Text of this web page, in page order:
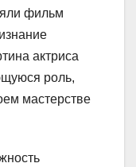
фильм
актриса
роль,
мастерстве